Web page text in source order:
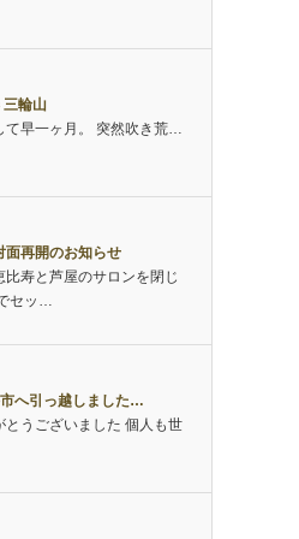
三輪山
て早一ヶ月。 突然吹き荒…
面再開のお知らせ
比寿と芦屋のサロンを閉じ
セッ…
市へ引っ越しました…
とうございました 個人も世